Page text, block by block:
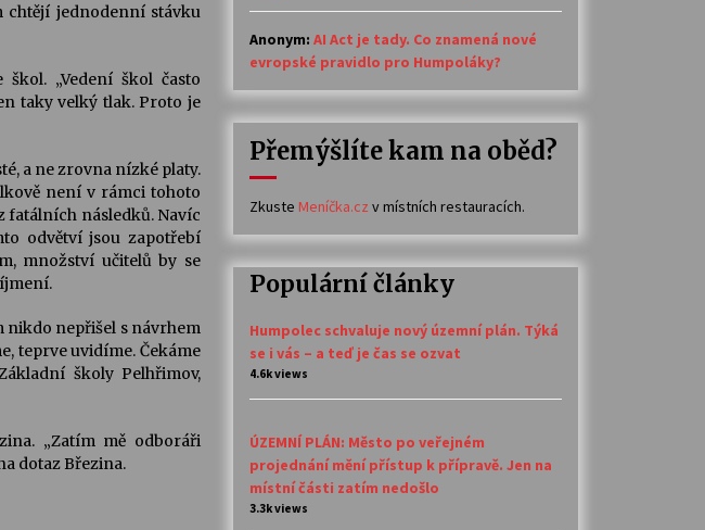
chtějí jednodenní stávku
„Vedení škol často
taky velký tlak. Proto je
a ne zrovna nízké platy.
není v rámci tohoto
fatálních následků. Navíc
odvětví jsou zapotřebí
množství učitelů by se
nikdo nepřišel s návrhem
teprve uvidíme. Čekáme
školy Pelhřimov,
„Zatím mě odboráři
dotaz Březina.
Anonym: AI Act je tady. Co znamená nové
evropské pravidlo pro Humpoláky?
Přemýšlíte kam na oběd?
Zkuste Meníčka.cz v místních restauracích.
Populární články
Humpolec schvaluje nový územní plán. Týká
se i vás – a teď je čas se ozvat
4.6k views
ÚZEMNÍ PLÁN: Město po veřejném
projednání mění přístup k přípravě. Jen na
místní části zatím nedošlo
3.3k views